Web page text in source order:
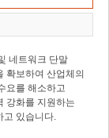
네트워크 단말
확보하여 산업체의
요를 해소하고
강화를 지원하는
고 있습니다.